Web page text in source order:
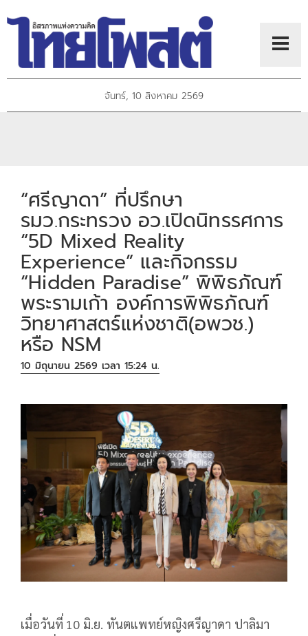
จันทร์, 10 สิงหาคม 2569
“ศรีญาดา” ที่ปรึกษา
รมว.กระทรวง อว.เปิดนิทรรศการ
“5D Mixed Reality
Experience” และกิจกรรม
“Hidden Paradise” พิพิธภัณฑ์
พระรามเก้า องค์การพิพิธภัณฑ์
วิทยาศาสตร์แห่งชาติ(อพวช.)
หรือ NSM
10 มิถุนายน 2569 เวลา 15:24 น.
เมื่อวันที่ 10 มิ.ย. ทันตแพทย์หญิงศรีญาดา ปาลิมา